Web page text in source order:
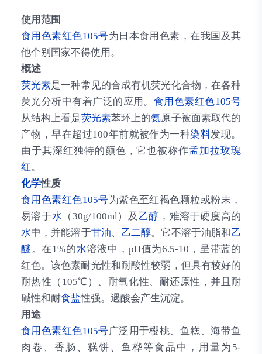
使用范围
食用色素红色105号为日本食用色素，在我国及其
他个别国家不得使用。
概述
荧光素是一种常见的合成有机荧光化合物，在各种
荧光分析中有着广泛的应用。 食用色素红色105号
从结构上看是荧光素苯环上的氨原子被面素取代的
产物，早在超过100年前就被作为一种染料发现。
由于其深红独特的颜色，它也被称作孟加拉玫瑰
红。
化学性质
食用色素红色105号为紫色至红褐色颗粒或粉末，
易溶于水 （30g/100ml）及 乙醇 ，难溶于硬度高的
水中，并能溶于甘油、 乙二醇。它不溶于油脂和乙
醚。在1%的水溶液中，pH值为6.5-10，呈带蓝的
红色。该色素耐光性和耐酸性较弱，但具有较好的
耐热性（105℃）、耐氧化性、耐还原性，并且耐
碱性和耐食盐性强。遇酸会产生沉淀。
用途
食用色素红色105号广泛用于樱桃、鱼糕、海带鱼
肉卷、香肠、糕饼、鱼桦等食品中，用量为5-